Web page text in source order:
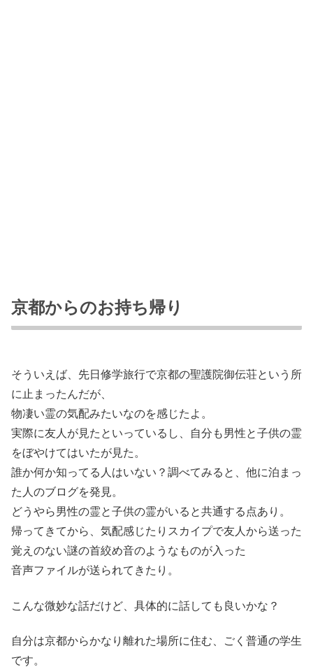
京都からのお持ち帰り
そういえば、先日修学旅行で京都の聖護院御伝荘という所
に止まったんだが、
物凄い霊の気配みたいなのを感じたよ。
実際に友人が見たといっているし、自分も男性と子供の霊
をぼやけてはいたが見た。
誰か何か知ってる人はいない？調べてみると、他に泊まっ
た人のブログを発見。
どうやら男性の霊と子供の霊がいると共通する点あり。
帰ってきてから、気配感じたりスカイプで友人から送った
覚えのない謎の首絞め音のようなものが入った
音声ファイルが送られてきたり。
こんな微妙な話だけど、具体的に話しても良いかな？
自分は京都からかなり離れた場所に住む、ごく普通の学生
です。